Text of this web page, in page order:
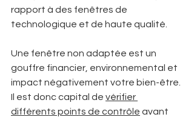
rapport à des fenêtres de
technologique et de haute qualité.
Une fenêtre non adaptée est un
gouffre financier, environnemental et
impact négativement votre bien-être.
Il est donc capital de vérifier
différents points de contrôle avant